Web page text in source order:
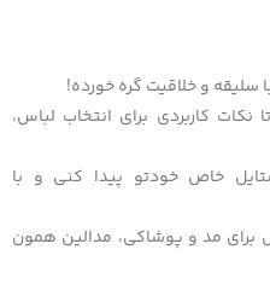
سلیقه و خلاقیت گره خورده!
نکات کاربردی برای انتخاب لباس،
خاص خودتو پیدا کنی و با
برای مد و پوشاکی، مدالین همون